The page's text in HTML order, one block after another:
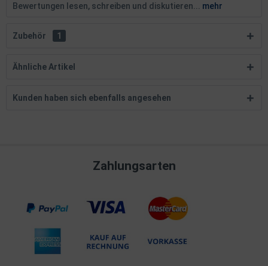
Bewertungen lesen, schreiben und diskutieren...
mehr
Zubehör 1
Ähnliche Artikel
Kunden haben sich ebenfalls angesehen
Zahlungsarten